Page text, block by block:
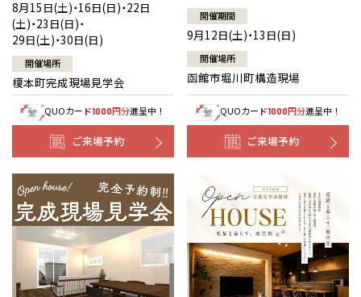
8月15日(土)・16日(日)・22日
(土)・23日(日)・
29日(土)・30日(日)
開催場所
榎本町完成現場見学会
QUOカード1000円分進呈中！
ご来場予約
開催期間
9月12日(土)・13日(日)
開催場所
函館市堀川町構造現場
QUOカード1000円分進呈中！
ご来場予約